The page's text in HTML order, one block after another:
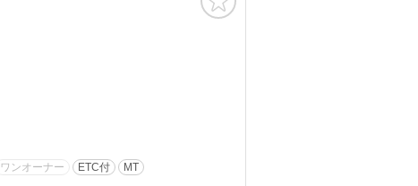
ワンオーナー ETC付 MT